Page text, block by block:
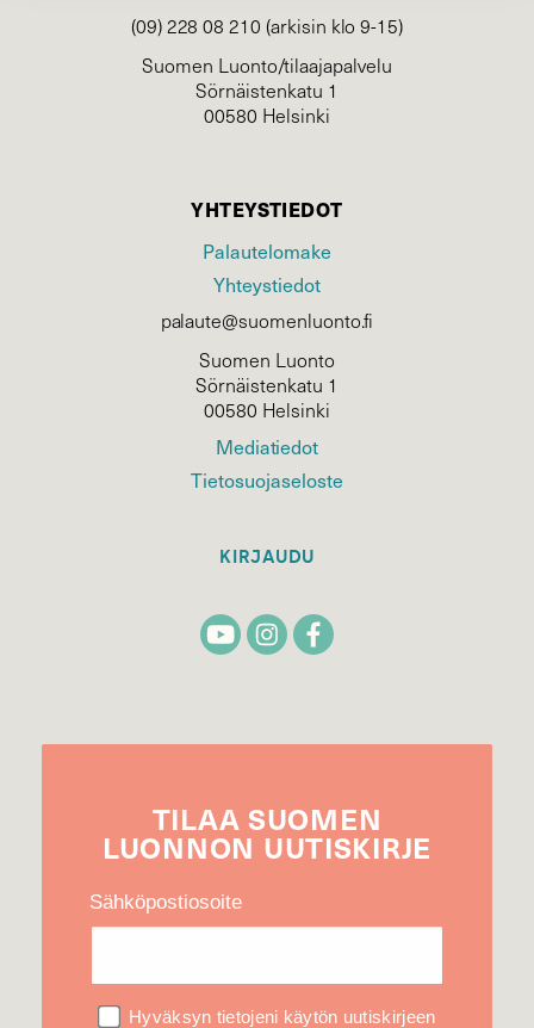
(09) 228 08 210 (arkisin klo 9-15)
Suomen Luonto/tilaajapalvelu
Sörnäistenkatu 1
00580 Helsinki
YHTEYSTIEDOT
Palautelomake
Yhteystiedot
palaute@suomenluonto.fi
Suomen Luonto
Sörnäistenkatu 1
00580 Helsinki
Mediatiedot
Tietosuojaseloste
KIRJAUDU
TILAA SUOMEN
LUONNON UUTIS­KIRJE
Sähköpostiosoite
Hyväksyn tietojeni käytön uutiskirjeen